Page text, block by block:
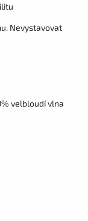
Nevystavovat
velbloudí vlna